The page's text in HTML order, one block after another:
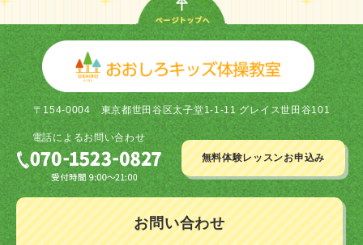
〒154-0004東京都世田谷区太子堂1-1-11 グレイス世田谷101
電話によるお問い合わせ
無料体験レッスンお申込み
お問い合わせ